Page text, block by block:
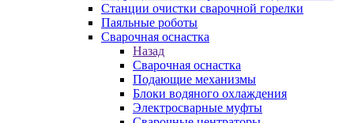
Станции очистки сварочной горелки
Паяльные роботы
Сварочная оснастка
Назад
Сварочная оснастка
Подающие механизмы
Блоки водяного охлаждения
Электросварные муфты